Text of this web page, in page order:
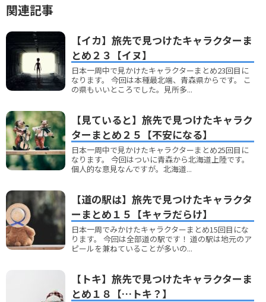
関連記事
【イカ】旅先で見つけたキャラクターま
とめ２３【イヌ】
日本一周中で見かけたキャラクターまとめ23回目に
なります。 今回は本種最北端、青森県からです。 こ
の県もいいところでした。見所多...
【見ていると】旅先で見つけたキャラク
ターまとめ２５【不安になる】
日本一周中で見かけたキャラクターまとめ25回目に
なります。 今回はついに青森から北海道上陸です。
個人的な意見なんですが。北海道...
【道の駅は】旅先で見つけたキャラクタ
ーまとめ１５【キャラだらけ】
日本一周でみかけたキャラクターまとめ15回目にな
ります。 今回は全部道の駅です！ 道の駅は地元のア
ピールを兼ねていることが多いの...
【トキ】旅先で見つけたキャラクターま
とめ１８【…トキ？】